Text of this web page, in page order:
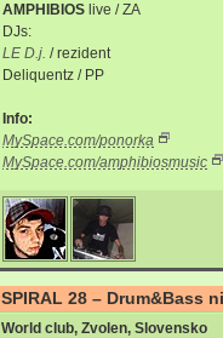
AMPHIBIOS live / ZA
DJs:
LE D.j. / rezident
Deliquentz / PP
Info:
MySpace.com/ponorka
MySpace.com/amphibiosmusic
SPIRAL 28 – Drum&Bass
World club, Zvolen, Slovensko